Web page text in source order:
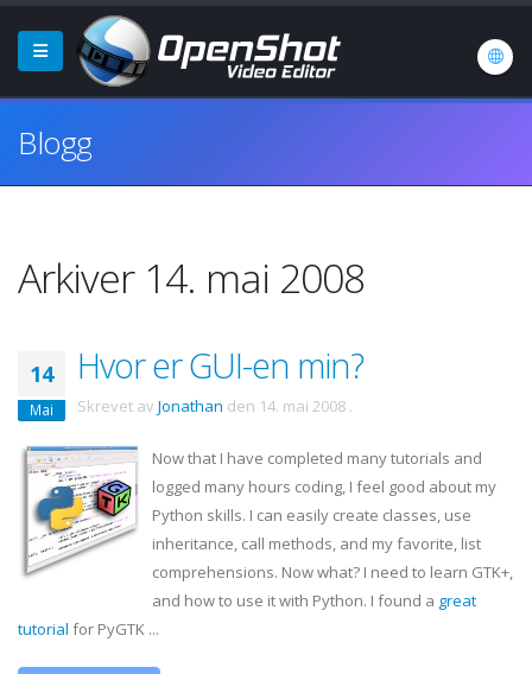
Blogg
Arkiver 14. mai 2008
14
Mai
Hvor er GUI-en min?
Skrevet av Jonathan den 14. mai 2008 .
Now that I have completed many tutorials and
logged many hours coding, I feel good about my
Python skills. I can easily create classes, use
inheritance, call methods, and my favorite, list
comprehensions. Now what? I need to learn GTK+,
and how to use it with Python. I found a great
tutorial for PyGTK ...